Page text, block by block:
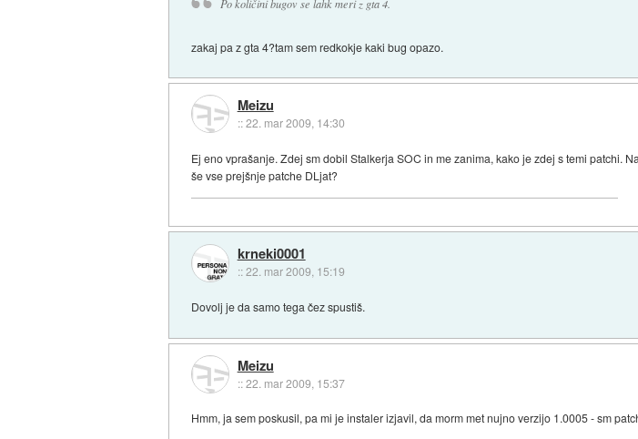
Po količini bugov se lahk meri z gta 4.
zakaj pa z gta 4?tam sem redkokje kaki bug opazo.
Meizu
::22. mar 2009, 14:30
Ej eno vprašanje. Zdej sm dobil Stalkerja SOC in me zanima, kako je zdej s temi patchi.
še vse prejšnje patche DLjat?
krneki0001
::22. mar 2009, 15:19
Dovolj je da samo tega čez spustiš.
Meizu
::22. mar 2009, 15:37
Hmm, ja sem poskusil, pa mi je instaler izjavil, da morm met nujno verzijo 1.0005 - sm